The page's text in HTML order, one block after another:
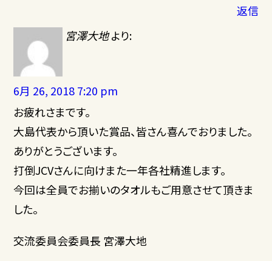
返信
宮澤大地 より:
6月 26, 2018 7:20 pm
お疲れさまです。
大島代表から頂いた賞品、皆さん喜んでおりました。
ありがとうございます。
打倒JCVさんに向けまた一年各社精進します。
今回は全員でお揃いのタオルもご用意させて頂きま
した。
交流委員会委員長 宮澤大地